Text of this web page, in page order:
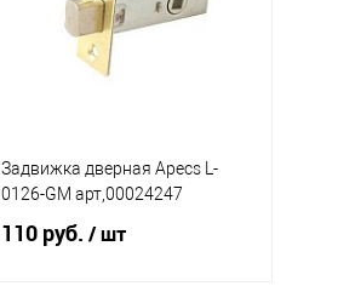
В избранное
В наличии
Задвижка дверная Apecs L-
0126-GM арт,00024247
110 руб. / шт